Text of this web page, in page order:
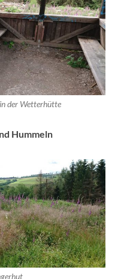
der Wetterhütte
Hummeln